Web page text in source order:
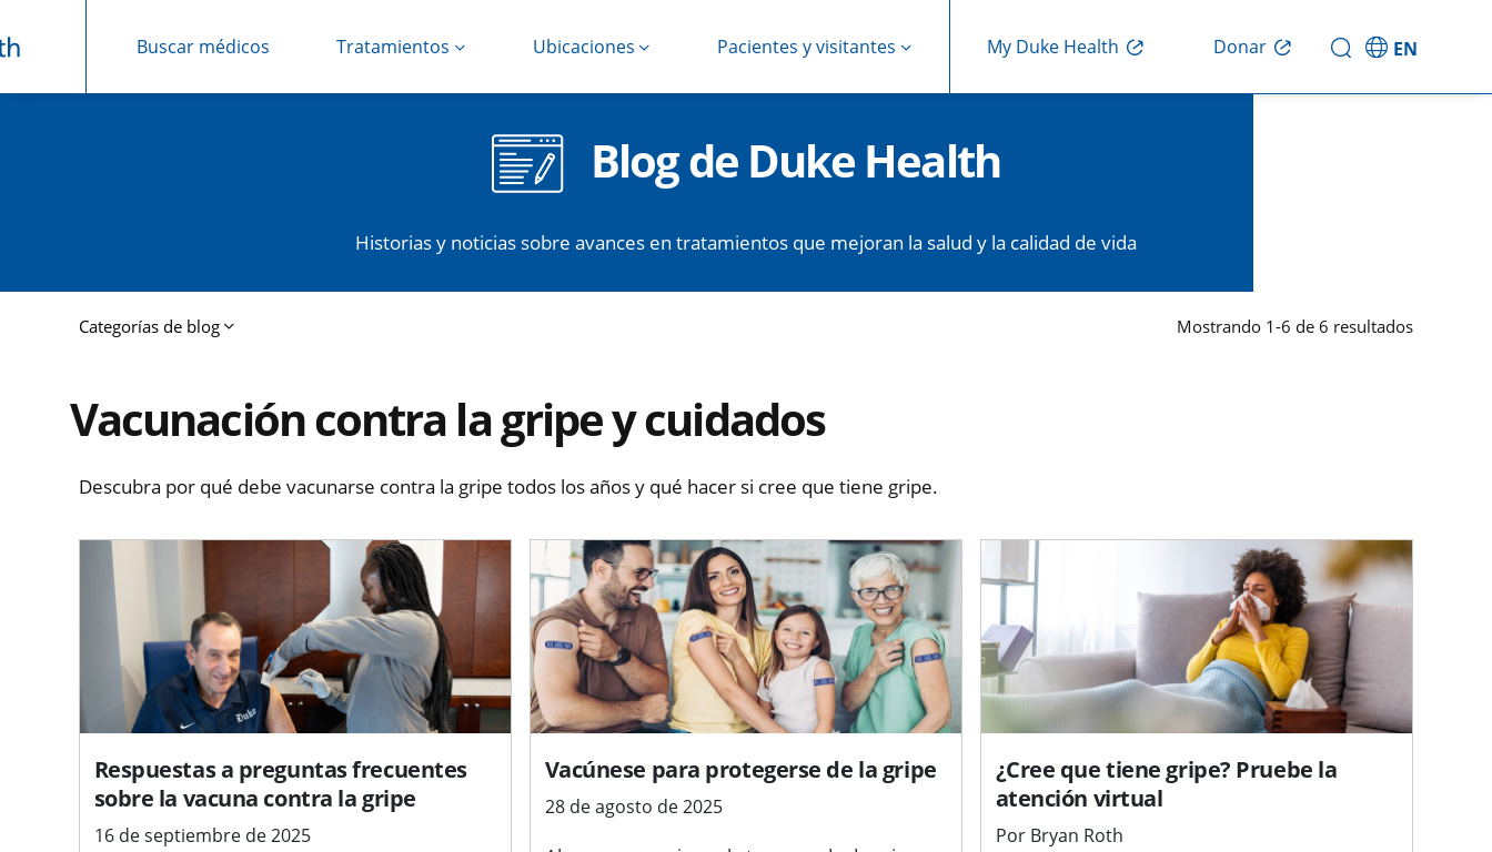
Buscar médicos Tratamientos Ubicaciones Pacientes y visitantes My Duke Health Donar EN
Blog de Duke Health
Historias y noticias sobre avances en tratamientos que mejoran la salud y la calidad de vida
Categorías de blog Mostrando 1-6 de 6 resultados
Vacunación contra la gripe y cuidados
Descubra por qué debe vacunarse contra la gripe todos los años y qué hacer si cree que tiene gripe.
Respuestas a preguntas frecuentes
sobre la vacuna contra la gripe
16 de septiembre de 2025
Vacúnese para protegerse de la gripe
28 de agosto de 2025
¿Cree que tiene gripe? Pruebe la
atención virtual
Por Bryan Roth